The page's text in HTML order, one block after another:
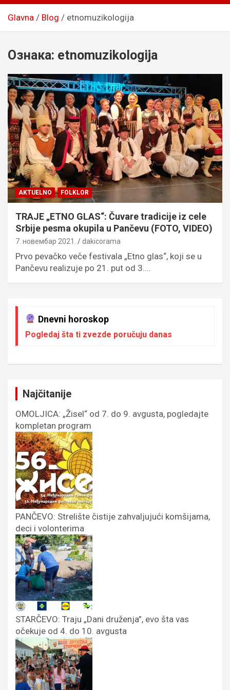
Glavna Blog etnomuzikologija
Ознака: etnomuzikologija
AKTUELNO FOLKLOR
TRAJE „ETNO GLAS“: Čuvare tradicije iz cele
Srbije pesma okupila u Pančevu (FOTO, VIDEO)
7. новембар 2021. dakicorama
Prvo pevačko veče festivala „Etno glas“, koji se u
Pančevu realizuje po 21. put od 3.…
Dnevni horoskop
Pogledaj šta ti zvezde poručuju danas
Najčitanije
OMOLJICA: „Žisel“ od 7. do 9. avgusta, pogledajte
kompletan program
PANČEVO: Strelište čistije zahvaljujući komšijama,
deci i volonterima
STARČEVO: Traju „Dani druženja”, evo šta vas
očekuje od 4. do 10. avgusta